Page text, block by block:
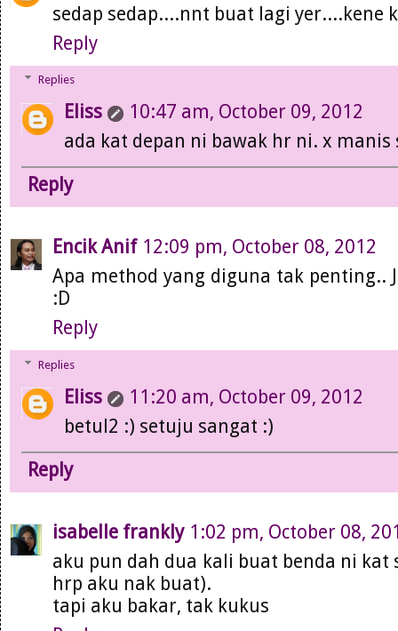
sedap sedap....nnt buat lagi yer....kene
Reply
Replies
Eliss
10:47 am, October 09, 2012
ada kat depan ni bawak hr ni. x
Reply
Encik Anif 12:09 pm, October 08, 2012
Apa method yang diguna tak penting..
:D
Reply
Replies
Eliss
11:20 am, October 09, 2012
betul2 :) setuju sangat :)
Reply
isabelle frankly 1:02 pm, October 08,
aku pun dah dua kali buat benda ni kat
hrp aku nak buat).
tapi aku bakar, tak kukus